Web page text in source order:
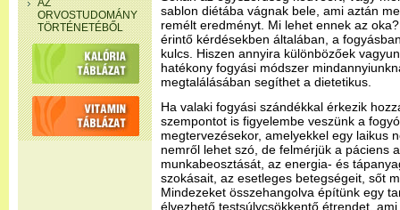
AZ
ORVOSTUDOMÁNY
TÖRTÉNETÉBŐL
sablon diétába vágnak bele, ami aztán
remélt eredményt. Mi lehet ennek az
érintő kérdésekben általában, a
kulcs. Hiszen annyira különbözőek
hatékony fogyási módszer
megtalálásában segíthet a dietetikus.
Ha valaki fogyási szándékkal érkezik
szempontot is figyelembe veszünk a
megtervezésekor, amelyekkel egy laikus
nemről lehet szó, de felmérjük a páciens
munkabeosztását, az energia- és
szokásait, az esetleges betegségeit, sőt
Mindezeket összehangolva építünk egy
élvezhető testsúlycsökkentő étrendet,